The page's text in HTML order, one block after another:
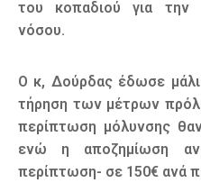
του κοπαδιού για την
νόσου.
Ο κ, Δούρδας έδωσε
τήρηση των μέτρων
περίπτωση μόλυνσης
ενώ η αποζημίωση
περίπτωση- σε 150€ ανά